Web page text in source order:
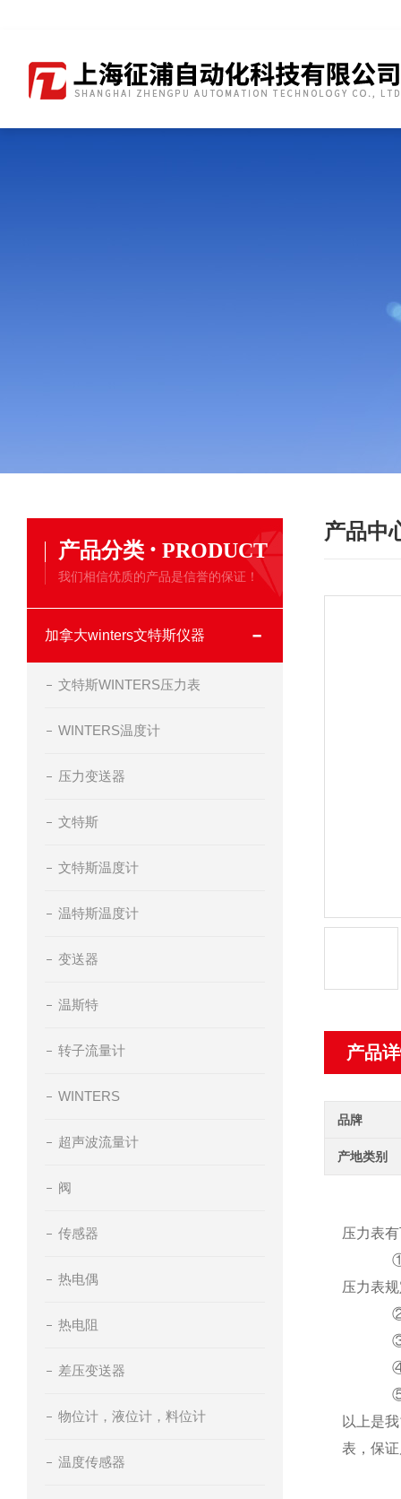
产品中
产品
品牌
产地类别
压力表
①有限
压力表
②表面
③铅封
④表内
⑤其他
以上是
表，保
产品分类 · PRODUCT
我们相信优质的产品是信誉的保证！
加拿大winters文特斯仪器
文特斯WINTERS压力表
WINTERS温度计
压力变送器
文特斯
文特斯温度计
温特斯温度计
变送器
温斯特
转子流量计
WINTERS
超声波流量计
阀
传感器
热电偶
热电阻
差压变送器
物位计，液位计，料位计
温度传感器